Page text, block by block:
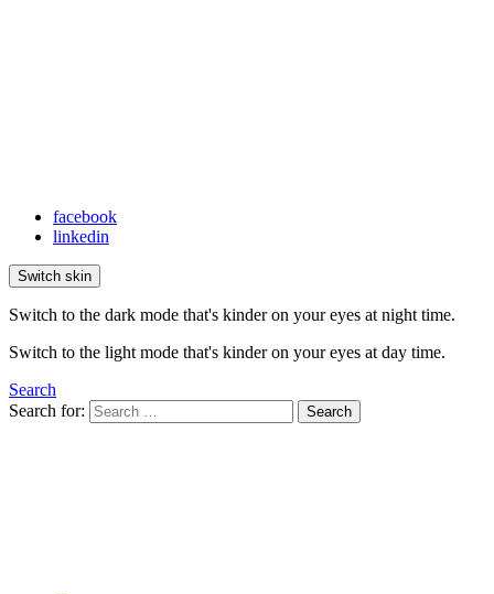
facebook
linkedin
Switch skin
Switch to the dark mode that's kinder on your eyes at night time.
Switch to the light mode that's kinder on your eyes at day time.
Search
Search for:
Search